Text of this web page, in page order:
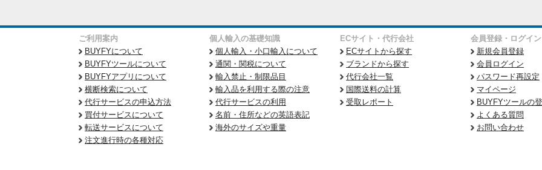
ご利用案内
BUYFYについて
BUYFYツールについて
BUYFYアプリについて
横断検索について
代行サービスの申込方法
買付サービスについて
転送サービスについて
注文進行時の各種対応
個人輸入の基礎知識
個人輸入・小口輸入について
通関・関税について
輸入禁止・制限品目
輸入品を利用する際の注意
代行サービスの利用
名前・住所などの英語表記
海外のサイズや重量
ECサイト・代行会社
ECサイトから探す
ブランドから探す
代行会社一覧
国際送料の計算
受取レポート
会員登録・ログイン
新規会員登録
会員ログイン
パスワード再設定
マイページ
BUYFYツールの
よくある質問
お問い合わせ